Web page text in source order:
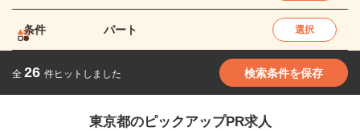
条件 パート 選択
全 26 件ヒットしました 検索条件を保存
東京都のピックアップPR求人